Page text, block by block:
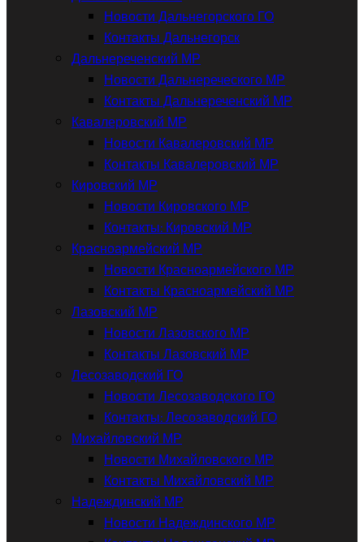
Новости Дальнегорского ГО
Контакты Дальнегорск
Дальнереченский МР
Новости Дальнереческого МР
Контакты Дальнереченский МР
Кавалеровский МР
Новости Кавалеровский МР
Контакты Кавалеровский МР
Кировский МР
Новости Кировского МР
Контакты: Кировский МР
Красноармейский МР
Новости Красноармейского МР
Контакты Красноармейский МР
Лазовский МР
Новости Лазовского МР
Контакты Лазовский МР
Лесозаводский ГО
Новости Лесозаводского ГО
Контакты: Лесозаводский ГО
Михайловский МР
Новости Михайловского МР
Контакты Михайловский МР
Надеждинский МР
Новости Надеждинского МР